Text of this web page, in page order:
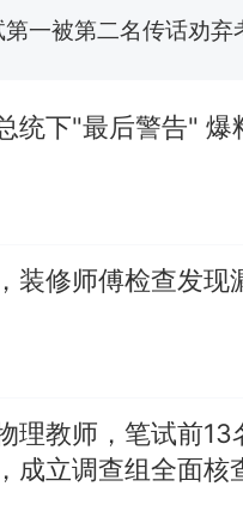
一中学招聘物理教师，
，成立调查组全面核查
个在床头放菜刀的女
统下"最后警告" 爆
装修师傅检查发现
理教师，笔试前13
成立调查组全面核